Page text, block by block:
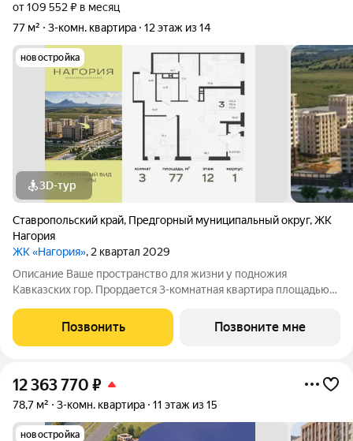
от 109 552 ₽ в месяц
77 м²
3-комн. квартира 12 этаж из 14
новостройка
3D-тур
Ставропольский край, Предгорный муниципальный округ,ЖК
Нагория
ЖК «Нагория», 2 квартал 2029
Описание Ваше пространство для жизни у подножия
Кавказских гор. Прордается 3-комнатная квартира площадью
(Железноводск, живописный район КМВ). Этаж 12 из 14, дом №
Литер 1. Здесь горная природа, чистый
Позвонить Позвоните мне
12 363 770 ₽
78,7 м² 3-комн. квартира 11 этаж из 15
новостройка